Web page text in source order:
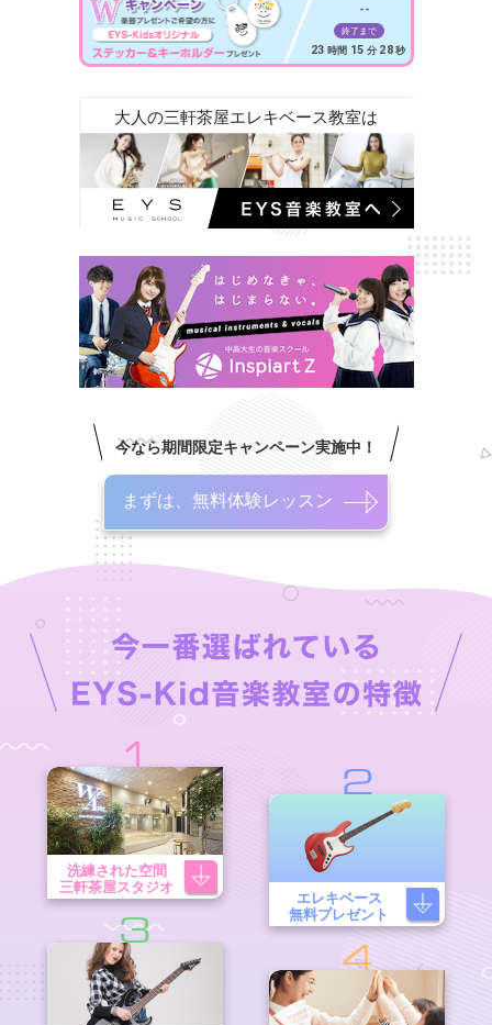
--
終了まで
23 時間 15 分 26 秒
大人の三軒茶屋エレキベース教室は
今なら期間限定キャンペーン実施中！
まずは、無料体験レッスン
1
洗練された空間
三軒茶屋スタジオ
2
エレキベース
無料プレゼント
3
4